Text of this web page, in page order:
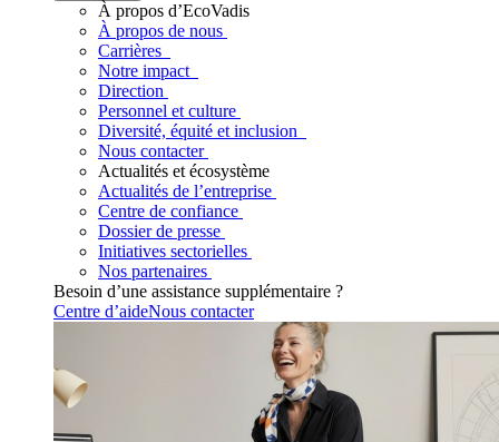
À propos d’EcoVadis
À propos de nous
Carrières
Notre impact
Direction
Personnel et culture
Diversité, équité et inclusion
Nous contacter
Actualités et écosystème
Actualités de l’entreprise
Centre de confiance
Dossier de presse
Initiatives sectorielles
Nos partenaires
Besoin d’une assistance supplémentaire ?
Centre d’aideNous contacter